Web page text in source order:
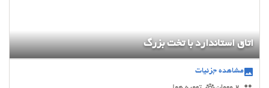
اتاق استاندارد با تخت بزرگ
مشاهده جزئیات